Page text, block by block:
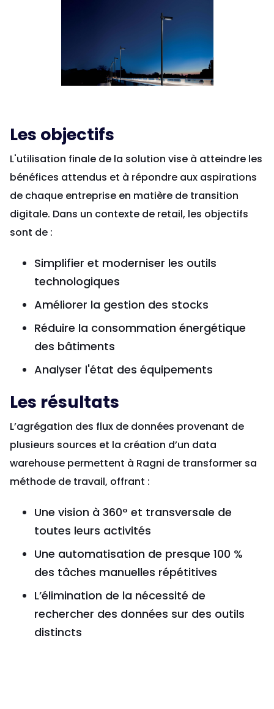
Les objectifs
L'utilisation finale de la solution vise à atteindre les
bénéfices attendus et à répondre aux aspirations
de chaque entreprise en matière de transition
digitale. Dans un contexte de retail, les objectifs
sont de :
Simplifier et moderniser les outils
technologiques
Améliorer la gestion des stocks
Réduire la consommation énergétique
des bâtiments
Analyser l'état des équipements
Les résultats
L’agrégation des flux de données provenant de
plusieurs sources et la création d’un data
warehouse permettent à Ragni de transformer sa
méthode de travail, offrant :
Une vision à 360° et transversale de
toutes leurs activités
Une automatisation de presque 100 %
des tâches manuelles répétitives
L’élimination de la nécessité de
rechercher des données sur des outils
distincts